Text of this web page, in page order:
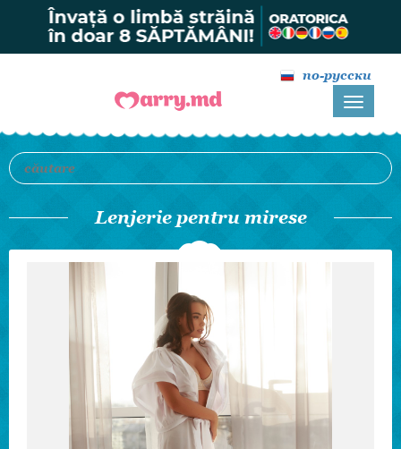
по-русски
Lenjerie pentru mirese